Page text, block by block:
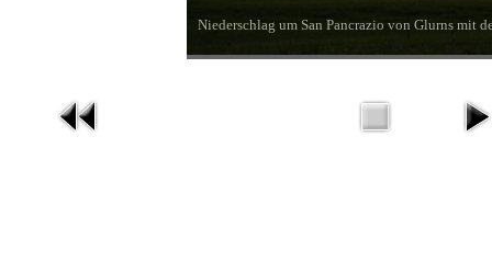
Niederschlag um San Pancrazio von Glurns mit